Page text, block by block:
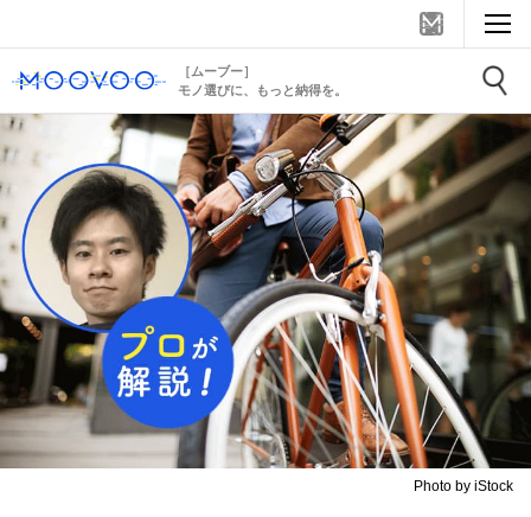
［ムーブー］
モノ選びに、もっと納得を。
Photo by iStock